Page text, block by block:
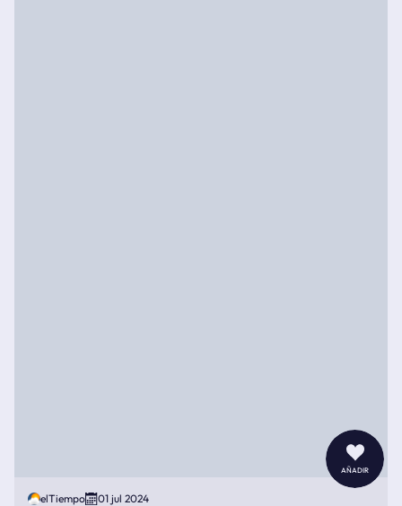
añadir
elTiempo 01 jul 2024